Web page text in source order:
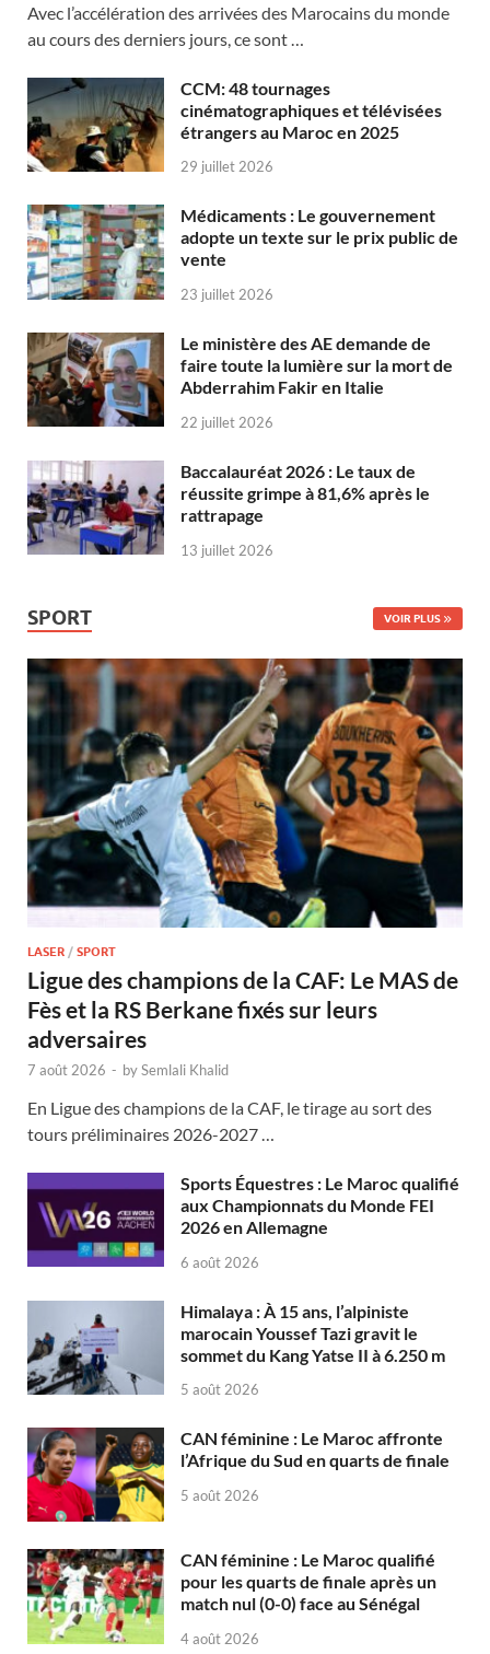
Avec l’accélération des arrivées des Marocains du monde
au cours des derniers jours, ce sont …
CCM: 48 tournages
cinématographiques et télévisées
étrangers au Maroc en 2025
29 juillet 2026
Médicaments : Le gouvernement
adopte un texte sur le prix public de
vente
23 juillet 2026
Le ministère des AE demande de
faire toute la lumière sur la mort de
Abderrahim Fakir en Italie
22 juillet 2026
Baccalauréat 2026 : Le taux de
réussite grimpe à 81,6% après le
rattrapage
13 juillet 2026
SPORT VOIR PLUS
LASER / SPORT
Ligue des champions de la CAF: Le MAS de
Fès et la RS Berkane fixés sur leurs
adversaires
7 août 2026 - bySemlali Khalid
En Ligue des champions de la CAF, le tirage au sort des
tours préliminaires 2026-2027 …
Sports Équestres : Le Maroc qualifié
aux Championnats du Monde FEI
2026 en Allemagne
6 août 2026
Himalaya : À 15 ans, l’alpiniste
marocain Youssef Tazi gravit le
sommet du Kang Yatse II à 6.250 m
5 août 2026
CAN féminine : Le Maroc affronte
l’Afrique du Sud en quarts de finale
5 août 2026
CAN féminine : Le Maroc qualifié
pour les quarts de finale après un
match nul (0-0) face au Sénégal
4 août 2026